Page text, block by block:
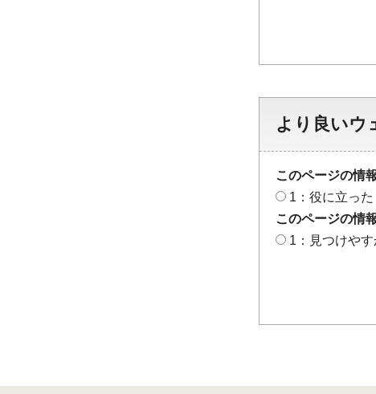
より良いウ
このページの情
1：役に立った
このページの情
1：見つけやす